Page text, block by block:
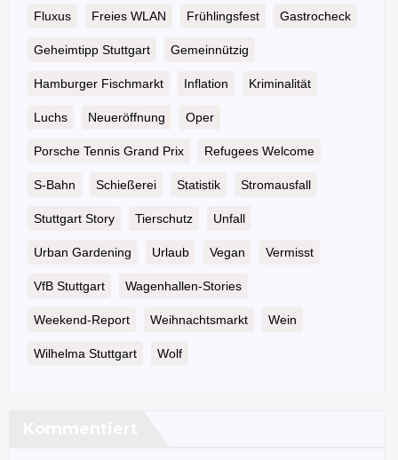
Fluxus Freies WLAN Frühlingsfest Gastrocheck
Geheimtipp Stuttgart Gemeinnützig
Hamburger Fischmarkt Inflation Kriminalität
Luchs Neueröffnung Oper
Porsche Tennis Grand Prix Refugees Welcome
S-Bahn Schießerei Statistik Stromausfall
Stuttgart Story Tierschutz Unfall
Urban Gardening Urlaub Vegan Vermisst
VfB Stuttgart Wagenhallen-Stories
Weekend-Report Weihnachtsmarkt Wein
Wilhelma Stuttgart Wolf